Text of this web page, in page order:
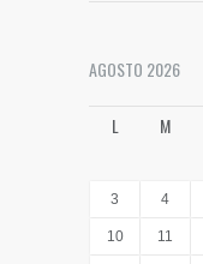
AGOSTO 2026
L M
3 4
10 11